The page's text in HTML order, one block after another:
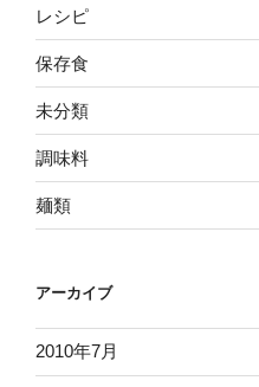
レシピ
保存食
未分類
調味料
麺類
アーカイブ
2010年7月